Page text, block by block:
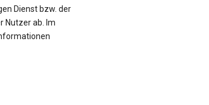
Dienst bzw. der
Nutzer ab. Im